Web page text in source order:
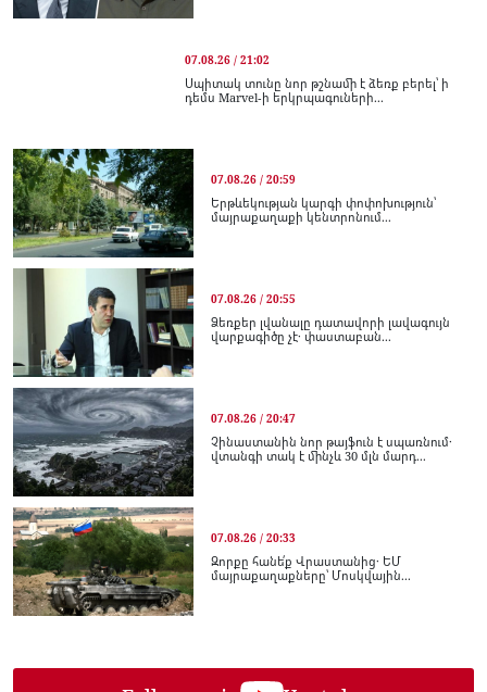
07.08.26 / 21:02
Սպիտակ տունը նոր թշնամի է ձեռք բերել՝ ի
դեմս Marvel-ի երկրպագուների...
07.08.26 / 20:59
Երթևեկության կարգի փոփոխություն՝
մայրաքաղաքի կենտրոնում...
07.08.26 / 20:55
Ձեռքեր լվանալը դատավորի լավագույն
վարքագիծը չէ․ փաստաբան...
07.08.26 / 20:47
Չինաստանին նոր թայֆուն է սպառնում․
վտանգի տակ է մինչև 30 մլն մարդ...
07.08.26 / 20:33
Զորքը հանե՛ք Վրաստանից․ ԵՄ
մայրաքաղաքները՝ Մոսկվային...